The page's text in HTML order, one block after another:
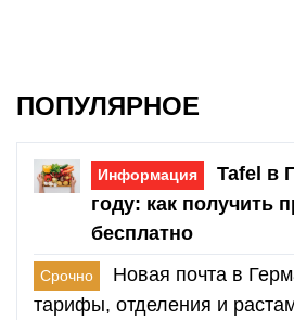
ПОПУЛЯРНОЕ
Информация
Tafel в
году: как получить
бесплатно
Срочно
Новая почта в
тарифы, отделения и